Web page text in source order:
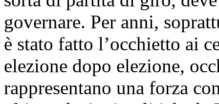
governare. Per anni,
è stato fatto l’occhietto ai
elezione dopo elezione,
rappresentano una forza